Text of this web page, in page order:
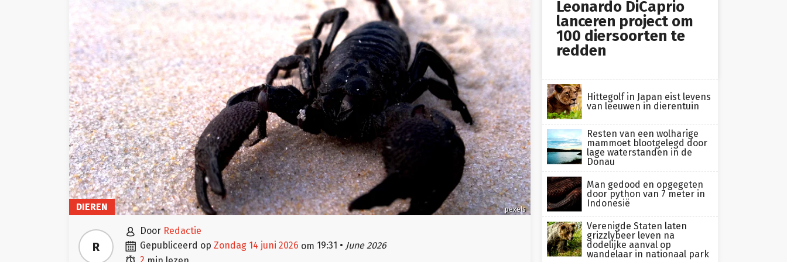
pexels
DIEREN
R
 door Redactie
 gepubliceerd op zondag 14 juni 2026 om 19:31 • June 2026
Leonardo DiCaprio
lanceren project om
100 diersoorten te
redden
Hittegolf in Japan eist levens
van leeuwen in dierentuin
Resten van een wolharige
mammoet blootgelegd door
lage waterstanden in de
Donau
Man gedood en opgegeten
door python van 7 meter in
Indonesië
Verenigde Staten laten
grizzlybeer leven na
dodelijke aanval op
wandelaar in nationaal park